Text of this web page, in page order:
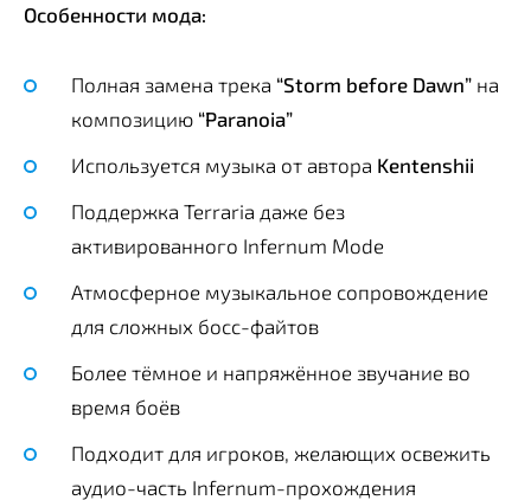
Особенности мода:
Полная замена трека “Storm before Dawn” на
композицию “Paranoia”
Используется музыка от автора Kentenshii
Поддержка Terraria даже без
активированного Infernum Mode
Атмосферное музыкальное сопровождение
для сложных босс-файтов
Более тёмное и напряжённое звучание во
время боёв
Подходит для игроков, желающих освежить
аудио-часть Infernum-прохождения